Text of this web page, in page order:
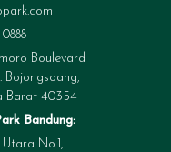
Boulevard
Bojongsoang,
Barat 40354
Bandung:
No.1,